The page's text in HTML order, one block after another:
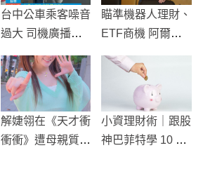
台中公車乘客噪音
過大 司機廣播提
瞄準機器人理財、
ETF商機 阿爾發
解婕翎在《天才衝
衝衝》遭母親質疑
小資理財術｜跟股
神巴菲特學 10 個